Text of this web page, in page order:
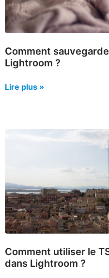
Comment
Lightroom ?
Lire plus »
Comment utiliser le
dans Lightroom ?